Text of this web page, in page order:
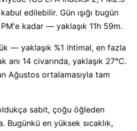
edilebilir. Gün ışığı bugün
kadar — yaklaşık 11h 59m.
— yaklaşık %1 ihtimal, en fazla
anı 14 civarında, yaklaşık 27°C.
Ağustos ortalamasıyla tam
sabit, çoğu öğleden
Bugünkü en yüksek sıcaklık,